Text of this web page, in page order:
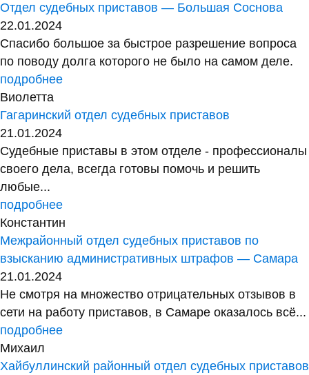
Отдел судебных приставов — Большая Соснова
22.01.2024
Спасибо большое за быстрое разрешение вопроса
по поводу долга которого не было на самом деле.
подробнее
Виолетта
Гагаринский отдел судебных приставов
21.01.2024
Судебные приставы в этом отделе - профессионалы
своего дела, всегда готовы помочь и решить
любые...
подробнее
Константин
Межрайонный отдел судебных приставов по
взысканию административных штрафов — Самара
21.01.2024
Не смотря на множество отрицательных отзывов в
сети на работу приставов, в Самаре оказалось всё...
подробнее
Михаил
Хайбуллинский районный отдел судебных приставов